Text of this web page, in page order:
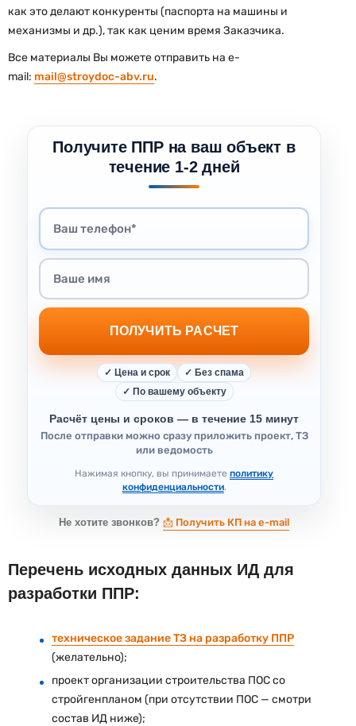
как это делают конкуренты (паспорта на машины и
механизмы и др.), так как ценим время Заказчика.
Все материалы Вы можете отправить на e-
mail: mail@stroydoc-abv.ru.
Получите ППР на ваш объект в
течение 1-2 дней
ПОЛУЧИТЬ РАСЧЕТ
✓ Цена и срок
✓ Без спама
✓ По вашему объекту
Расчёт цены и сроков — в течение 15 минут
После отправки можно сразу приложить проект, ТЗ
или ведомость
Нажимая кнопку, вы принимаете политику
конфиденциальности.
Не хотите звонков? 📩 Получить КП на e-mail
Перечень исходных данных ИД для
разработки ППР:
техническое задание ТЗ на разработку ППР
(желательно);
проект организации строительства ПОС со
стройгенпланом (при отсутствии ПОС — смотри
состав ИД ниже);